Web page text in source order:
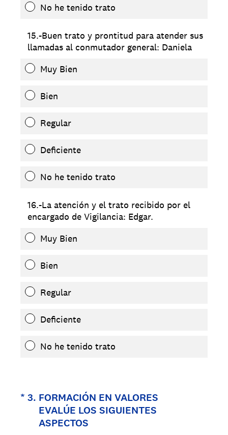
No he tenido trato
15.-Buen trato y prontitud para atender sus
llamadas al conmutador general: Daniela
Muy Bien
Bien
Regular
Deficiente
No he tenido trato
16.-La atención y el trato recibido por el
encargado de Vigilancia: Edgar.
Muy Bien
Bien
Regular
Deficiente
No he tenido trato
* 3. FORMACIÓN EN VALORES
EVALÚE LOS SIGUIENTES
ASPECTOS
(Obligatorio).